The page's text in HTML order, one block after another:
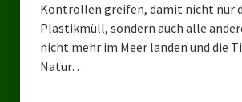
Landtagswahl Thüringen 2019
Europawahl 2019
Kontrollen greifen, damit nicht nur
Plastikmüll, sondern auch alle
nicht mehr im Meer landen und die
Natur…